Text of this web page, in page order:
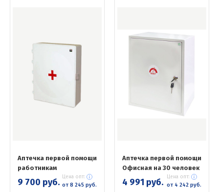
Аптечка первой помощи
работникам
9 700 руб. Цена опт:
от 8 245 руб.
Аптечка первой помощи
Офисная на 30 человек
4 991 руб. Цена опт:
от 4 242 руб.